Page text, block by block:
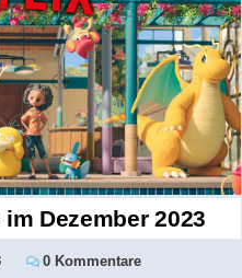
Dezember 2023
0 Kommentare